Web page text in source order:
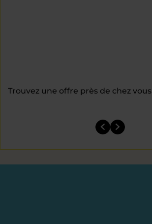
Trouvez une offre près de chez vous